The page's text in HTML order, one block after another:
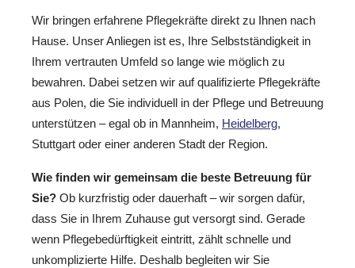
Wir bringen erfahrene Pflegekräfte direkt zu Ihnen nach
Hause. Unser Anliegen ist es, Ihre Selbstständigkeit in
Ihrem vertrauten Umfeld so lange wie möglich zu
bewahren. Dabei setzen wir auf qualifizierte Pflegekräfte
aus Polen, die Sie individuell in der Pflege und Betreuung
unterstützen – egal ob in Mannheim, Heidelberg,
Stuttgart oder einer anderen Stadt der Region.
Wie finden wir gemeinsam die beste Betreuung für
Sie? Ob kurzfristig oder dauerhaft – wir sorgen dafür,
dass Sie in Ihrem Zuhause gut versorgt sind. Gerade
wenn Pflegebedürftigkeit eintritt, zählt schnelle und
unkomplizierte Hilfe. Deshalb begleiten wir Sie